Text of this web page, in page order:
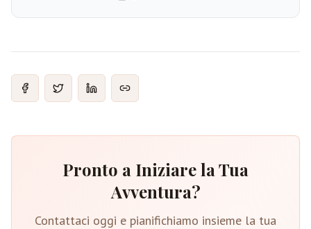
Pronto a Iniziare la Tua
Avventura?
Contattaci oggi e pianifichiamo insieme la tua